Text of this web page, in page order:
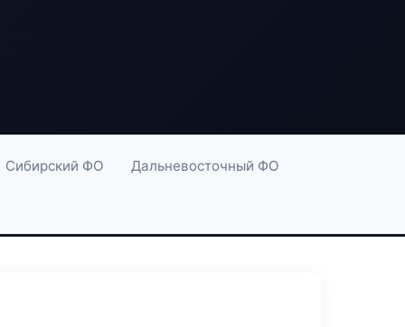
Сибирский ФО Дальневосточный ФО